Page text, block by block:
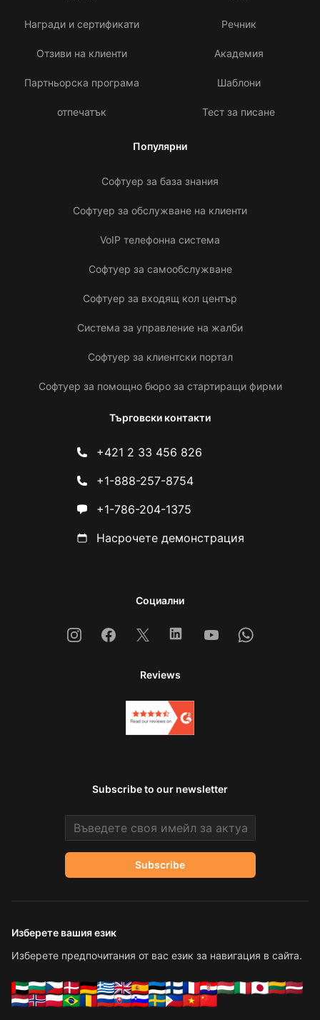
Награди и сертификати
Отзиви на клиенти
Партньорска програма
отпечатък
Речник
Академия
Шаблони
Тест за писане
Популярни
Софтуер за база знания
Софтуер за обслужване на клиенти
VoIP телефонна система
Софтуер за самообслужване
Софтуер за входящ кол център
Система за управление на жалби
Софтуер за клиентски портал
Софтуер за помощно бюро за стартиращи фирми
Търговски контакти
+421 2 33 456 826
+1-888-257-8754
+1-786-204-1375
Насрочете демонстрация
Социални
InstagramFacebook
X LinkedinYoutubeWhatsapp
Reviews
Subscribe to our newsletter
Email address
Subscribe
Изберете вашия език
Изберете предпочитания от вас език за навигация в сайта.